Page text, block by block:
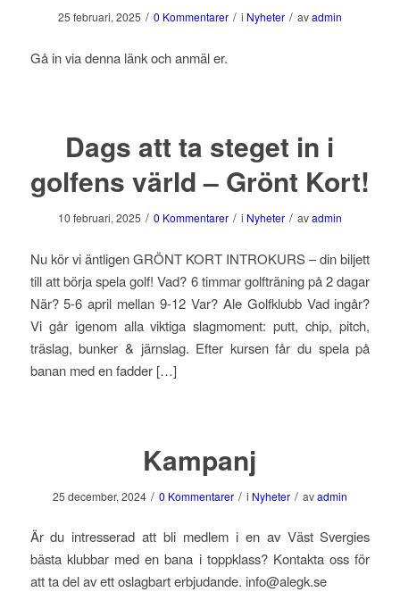
25 februari, 2025 / 0 Kommentarer / i Nyheter / avadmin
Gå in via denna länk och anmäl er.
Dags att ta steget in i
golfens värld – Grönt Kort!
10 februari, 2025 / 0 Kommentarer / i Nyheter / avadmin
Nu kör vi äntligen GRÖNT KORT INTROKURS – din biljett
till att börja spela golf! Vad? 6 timmar golfträning på 2 dagar
När? 5-6 april mellan 9-12 Var? Ale Golfklubb Vad ingår?
Vi går igenom alla viktiga slagmoment: putt, chip, pitch,
träslag, bunker & järnslag. Efter kursen får du spela på
banan med en fadder […]
Kampanj
25 december, 2024 / 0 Kommentarer / i Nyheter / avadmin
Är du intresserad att bli medlem i en av Väst Svergies
bästa klubbar med en bana i toppklass? Kontakta oss för
att ta del av ett oslagbart erbjudande. info@alegk.se